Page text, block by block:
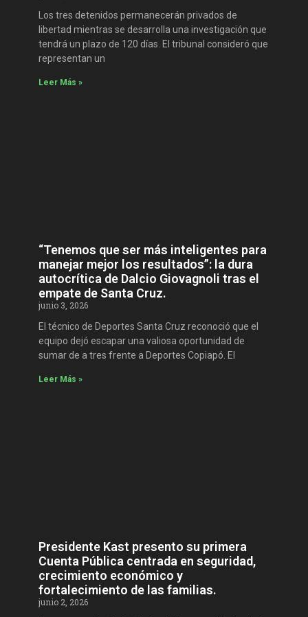
Los tres detenidos permanecerán privados de
libertad mientras se desarrolla una investigación que
tendrá un plazo de 120 días. El tribunal consideró que
representan un
Leer Más »
“Tenemos que ser más inteligentes para
manejar mejor los resultados”: la dura
autocrítica de Dalcio Giovagnoli tras el
empate de Santa Cruz.
junio 3, 2026
El técnico de Deportes Santa Cruz reconoció que el
equipo dejó escapar una valiosa oportunidad de
sumar de a tres frente a Deportes Copiapó. El
Leer Más »
Presidente Kast presento su primera
Cuenta Pública centrada en seguridad,
crecimiento económico y
fortalecimiento de las familias.
junio 2, 2026